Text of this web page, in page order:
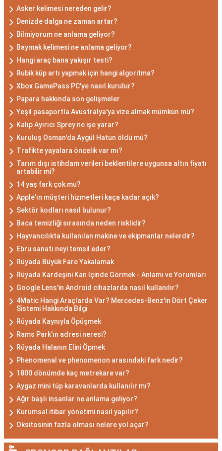
Asker kelimesi nereden gelir?
Denizde dalga ne zaman artar?
Bilmiyorum ne anlama geliyor?
Baymak kelimesi ne anlama geliyor?
Hangi araç bana yakışır testi?
Rubik küp artı yapmak için hangi algoritma?
Xbox GamePass PC'ye nasıl kurulur?
Papara hakkında son gelişmeler
Yeşil pasaportla Avustralya'ya vize almak mümkün mü?
Kalıp Ayırıcı Sprey ne işe yarar?
Kuruluş Osman'da Aygül Hatun öldü mü?
Trafikte yayalara öncelik var mı?
Tarım dışı istihdam verileri beklentilere uygunsa altın fiyatı
artabilir mi?
14 yaş fark çok mu?
Apple'ın müşteri hizmetleri kaça kadar açık?
Sektör kodları nasıl bulunur?
Baca temizliği sırasında neden risklidir?
Hayvancılıkta kullanılan makine ve ekipmanlar nelerdir?
Ebru sanatı neyi temsil eder?
Rüyada Büyük Fare Yakalamak
Rüyada Kardeşini Kan İçinde Görmek - Anlamı ve Yorumları
Google Lens'in Android cihazlarda nasıl kullanılır?
4Matic Hangi Araçlarda Var? Mercedes-Benz'in Dört Çeker
Sistemi Hakkında Bilgi
Rüyada Kaynıyla Öpüşmek
Rams Park'ın adresi neresi?
Rüyada Halanın Elini Öpmek
Phenomenal ve phenomenon arasındaki fark nedir?
1800 dönümde kaç metrekare var?
Aygaz mini tüp karavanlarda kullanılır mı?
Ağır başlı insanlar ne anlama geliyor?
Kurumsal itibar yönetimi nasıl yapılır?
Oksitosinin fazla olması nelere yol açar?